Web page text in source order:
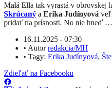
Malá Ella tak vyrastá v obrovskej
Skrúcaný a Erika Judínyová
pridať na prísnosti. No nie hneď …
16.11.2025 - 07:30
• Autorredakcia/MH
• Tagy: Erika Judínyová,
Zdieľať na Facebooku